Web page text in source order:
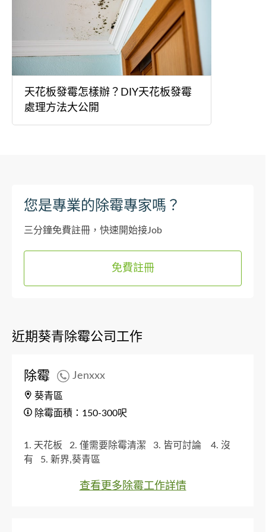
天花板發霉怎樣辦？DIY天花板發霉
處理方法大公開
您是專業的除霉專家嗎？
三分鐘免費註冊，快速開始接Job
免費註冊
近期葵青除霉公司工作
除霉 Jenxxx
葵青區
除霉面積：150-300呎
1. 天花板 2. 僅需要除霉清潔 3. 皆可討論
4. 沒
有
5. 新界,葵青區
查看更多除霉工作詳情